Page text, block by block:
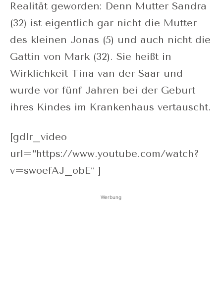
Realität geworden: Denn Mutter Sandra
(32) ist eigentlich gar nicht die Mutter
des kleinen Jonas (5) und auch nicht die
Gattin von Mark (32). Sie heißt in
Wirklichkeit Tina van der Saar und
wurde vor fünf Jahren bei der Geburt
ihres Kindes im Krankenhaus vertauscht.
[gdlr_video
url=“https://www.youtube.com/watch?
v=swoefAJ_obE“ ]
Werbung